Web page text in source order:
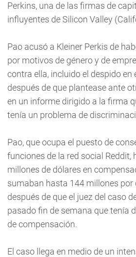
Perkins, una de las firmas de
influyentes de Silicon Valley
Pao acusó a Kleiner Perkis de
por motivos de género y de
contra ella, incluido el despido en
después de que plantease ante
en un informe dirigido a la firma
tenía un problema de
Pao, que ocupa el puesto de
funciones de la red social Reddit,
millones de dólares en
sumaban hasta 144 millones por
después de que el juez del caso
pasado fin de semana que tenía
de compensación.
El caso llega en medio de un